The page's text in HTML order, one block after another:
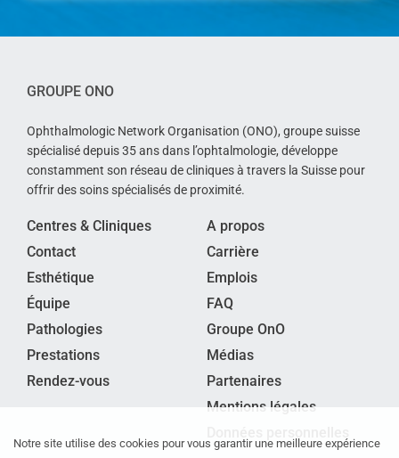
GROUPE ONO
Ophthalmologic Network Organisation (ONO), groupe suisse
spécialisé depuis 35 ans dans l’ophtalmologie, développe
constamment son réseau de cliniques à travers la Suisse pour
offrir des soins spécialisés de proximité.
Centres & Cliniques
Contact
Esthétique
Équipe
Pathologies
Prestations
Rendez-vous
A propos
Carrière
Emplois
FAQ
Groupe OnO
Médias
Partenaires
Mentions légales
Notre site utilise des cookies pour vous garantir une meilleure expérience